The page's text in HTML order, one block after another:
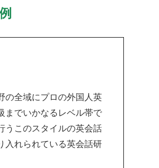
の全域にプロの外国人英
までいかなるレベル帯で
うこのスタイルの英会話
入れられている英会話研